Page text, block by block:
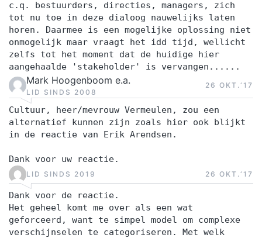
c.q. bestuurders, directies, managers, zich
tot nu toe in deze dialoog nauwelijks laten
horen. Daarmee is een mogelijke oplossing niet
onmogelijk maar vraagt het idd tijd, wellicht
zelfs tot het moment dat de huidige hier
aangehaalde 'stakeholder' is vervangen......
Mark Hoogenboom e.a.
LID SINDS 2008
26 OKT.‘17
Cultuur, heer/mevrouw Vermeulen, zou een
alternatief kunnen zijn zoals hier ook blijkt
in de reactie van Erik Arendsen.
Dank voor uw reactie.
LID SINDS 2019 26 OKT.‘17
Dank voor de reactie.
Het geheel komt me over als een wat
geforceerd, want te simpel model om complexe
verschijnselen te categoriseren. Met welk